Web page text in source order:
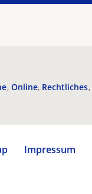
Online Rechtliches
Impressum